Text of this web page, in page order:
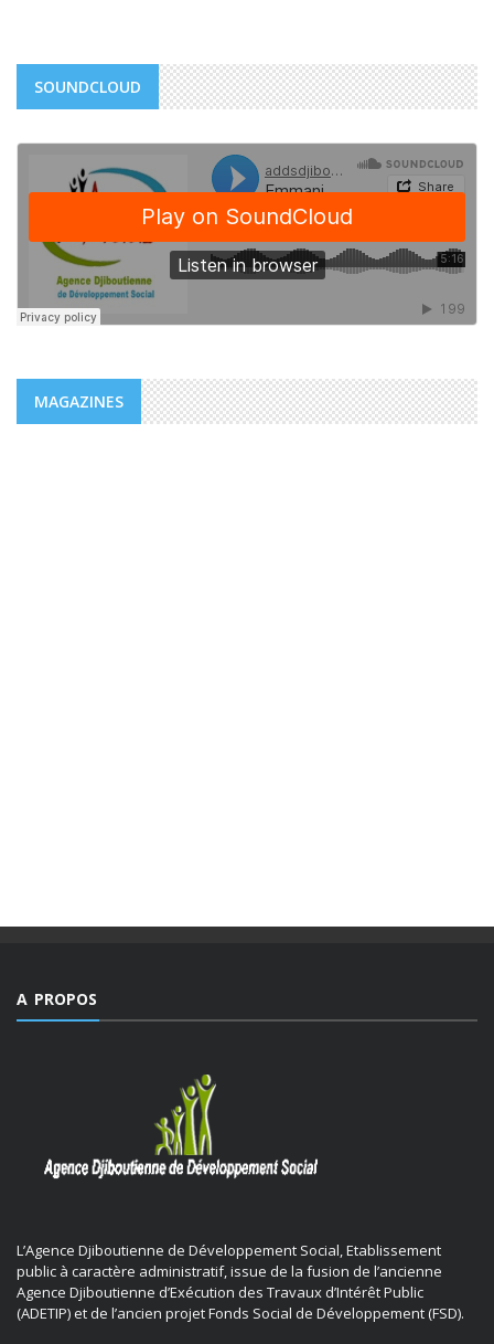
SOUNDCLOUD
MAGAZINES
A PROPOS
L’Agence Djiboutienne de Développement Social, Etablissement
public à caractère administratif, issue de la fusion de l’ancienne
Agence Djiboutienne d’Exécution des Travaux d’Intérêt Public
(ADETIP) et de l’ancien projet Fonds Social de Développement (FSD).